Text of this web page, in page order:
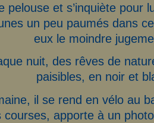
pelouse et s’inquiète pour
un peu paumés dans
eux le moindre
nuit, des rêves de
paisibles, en noir et
il se rend en vélo au
courses, apporte à un